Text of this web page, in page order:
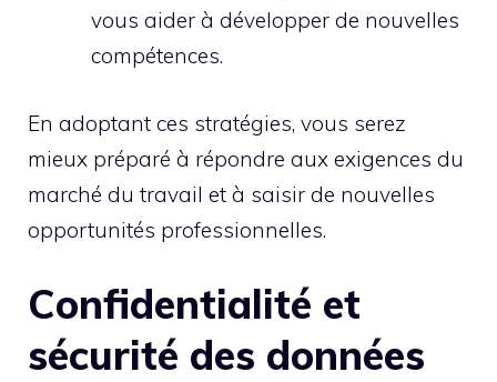
vous aider à développer de nouvelles
compétences.
En adoptant ces stratégies, vous serez
mieux préparé à répondre aux exigences du
marché du travail et à saisir de nouvelles
opportunités professionnelles.
Confidentialité et
sécurité des données